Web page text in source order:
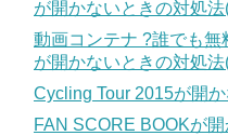
が開かないときの対処
動画コンテナ ?誰でも
が開かないときの対処
Cycling Tour 2015が開
FAN SCORE BOOKが